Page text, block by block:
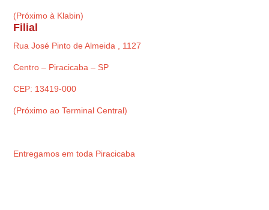
(Próximo à Klabin)
Filial
Rua José Pinto de Almeida , 1127
Centro – Piracicaba – SP
CEP: 13419-000
(Próximo ao Terminal Central)
Entregamos em toda Piracicaba